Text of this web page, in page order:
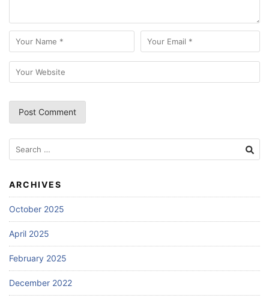
Search
for:
ARCHIVES
October 2025
April 2025
February 2025
December 2022